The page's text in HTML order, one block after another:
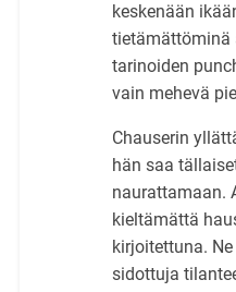
keskenään
tietämättöminä
tarinoiden
vain mehevä
Chauserin
hän saa
naurattamaan.
kieltämättä
kirjoitettuna.
sidottuja